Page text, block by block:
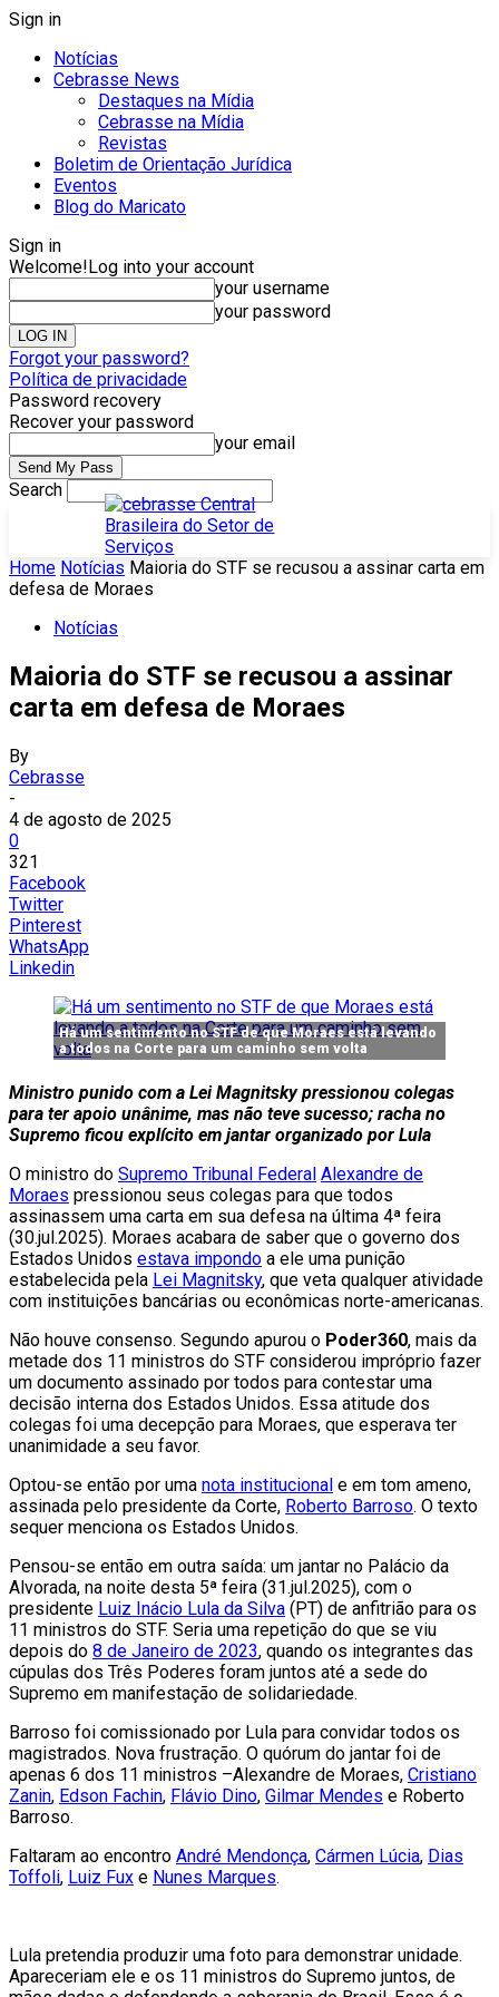
Sign in
Notícias
Cebrasse News
Destaques na Mídia
Cebrasse na Mídia
Revistas
Boletim de Orientação Jurídica
Eventos
Blog do Maricato
Sign in
Welcome!Log into your account
your username
your password
Forgot your password?
Política de privacidade
Password recovery
Recover your password
your email
Search
Home Notícias Maioria do STF se recusou a assinar carta em
defesa de Moraes
Notícias
Maioria do STF se recusou a assinar
carta em defesa de Moraes
By
Cebrasse
-
4 de agosto de 2025
0
321
Facebook
Twitter
Pinterest
WhatsApp
Linkedin
Há um sentimento no STF de que Moraes está levando
a todos na Corte para um caminho sem volta
Ministro punido com a Lei Magnitsky pressionou colegas
para ter apoio unânime, mas não teve sucesso; racha no
Supremo ficou explícito em jantar organizado por Lula
O ministro do Supremo Tribunal Federal Alexandre de
Moraes pressionou seus colegas para que todos
assinassem uma carta em sua defesa na última 4ª feira
(30.jul.2025). Moraes acabara de saber que o governo dos
Estados Unidos estava impondo a ele uma punição
estabelecida pela Lei Magnitsky, que veta qualquer atividade
com instituições bancárias ou econômicas norte-americanas.
Não houve consenso. Segundo apurou o Poder360, mais da
metade dos 11 ministros do STF considerou impróprio fazer
um documento assinado por todos para contestar uma
decisão interna dos Estados Unidos. Essa atitude dos
colegas foi uma decepção para Moraes, que esperava ter
unanimidade a seu favor.
Optou-se então por uma nota institucional e em tom ameno,
assinada pelo presidente da Corte, Roberto Barroso. O texto
sequer menciona os Estados Unidos.
Pensou-se então em outra saída: um jantar no Palácio da
Alvorada, na noite desta 5ª feira (31.jul.2025), com o
presidente Luiz Inácio Lula da Silva (PT) de anfitrião para os
11 ministros do STF. Seria uma repetição do que se viu
depois do 8 de Janeiro de 2023, quando os integrantes das
cúpulas dos Três Poderes foram juntos até a sede do
Supremo em manifestação de solidariedade.
Barroso foi comissionado por Lula para convidar todos os
magistrados. Nova frustração. O quórum do jantar foi de
apenas 6 dos 11 ministros –Alexandre de Moraes, Cristiano
Zanin, Edson Fachin, Flávio Dino, Gilmar Mendes e Roberto
Barroso.
Faltaram ao encontro André Mendonça, Cármen Lúcia, Dias
Toffoli, Luiz Fux e Nunes Marques.
Lula pretendia produzir uma foto para demonstrar unidade.
Apareceriam ele e os 11 ministros do Supremo juntos, de